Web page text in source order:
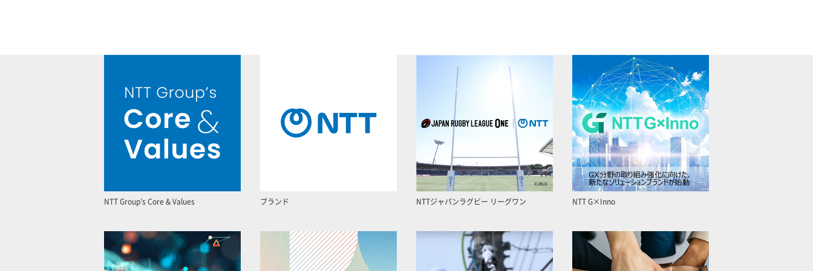
NTT Group’s Core & Values ブランド NTTジャパンラグビー リーグワン NTT G×Inno